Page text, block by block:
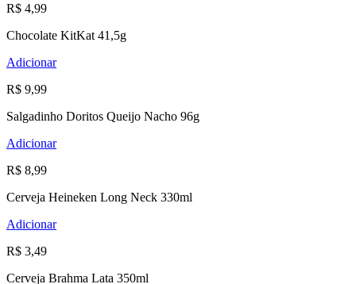
R$ 4,99
Chocolate KitKat 41,5g
Adicionar
R$ 9,99
Salgadinho Doritos Queijo Nacho 96g
Adicionar
R$ 8,99
Cerveja Heineken Long Neck 330ml
Adicionar
R$ 3,49
Cerveja Brahma Lata 350ml